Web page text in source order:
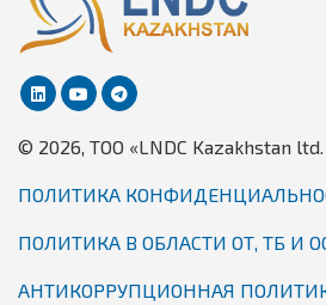
© 2026, TОО «LNDC Kazakhstan
ПОЛИТИКА
ПОЛИТИКА В ОБЛАСТИ ОТ, ТБ И
АНТИКОРРУПЦИОННАЯ